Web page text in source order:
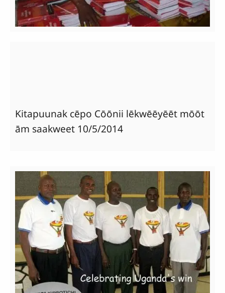
Kitapuunak cēpo Cōōnii lēkwēēyēēt mōōt
ām saakweet 10/5/2014